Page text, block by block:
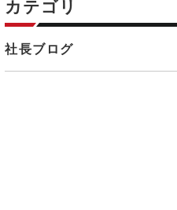
カテゴリ
社長ブログ